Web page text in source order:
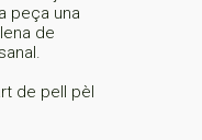
peça una
de
de pell pèl